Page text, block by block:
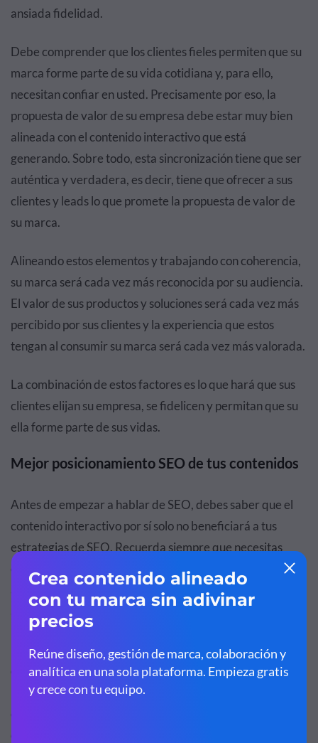
ansiada fidelidad.
Debe comprender que los clientes fieles permiten que su
marca forme parte de su vida cotidiana y, para ello,
necesitan confiar en usted. Precisamente por eso, la
propuesta de valor de su empresa debe estar muy bien
alineada con el contenido interactivo que está
generando. Sobre todo, esta sincronización tiene que ser
auténtica y verdadera, es decir, tiene que ofrecer a sus
clientes y leads lo que promete la propuesta de valor de
su marca.
Alineando estos elementos y trabajando con coherencia,
su marca será cada vez más reconocida por su audiencia.
El valor de sus productos y soluciones será cada vez más
percibido por sus clientes y la experiencia que estos
tengan al consumir su marca será cada vez más valorada.
La combinación de estos factores es lo que hará que sus
clientes elijan su empresa, se fidelicen y permitan que su
ella forme parte de sus vidas.
Mejor posicionamiento SEO de tus contenidos
Antes de empezar a hablar de SEO, debes saber que el
contenido interactivo por sí solo no beneficiará a tus
estrategias de SEO. Recuerda siempre que necesitas
crear tu contenido utilizando las mejores prácticas SEO
actuales, de lo contrario los resultados nunca
aparecerán.
La gran realidad es que el contenido interactivo actúa
como catalizador de sus estrategias SEO. En otras
palabras, el contenido interactivo anima a los visitantes